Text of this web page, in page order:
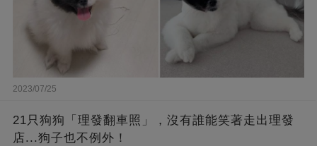
2023/07/25
21只狗狗「理發翻車照」，沒有誰能笑著走出理發
店...狗子也不例外！